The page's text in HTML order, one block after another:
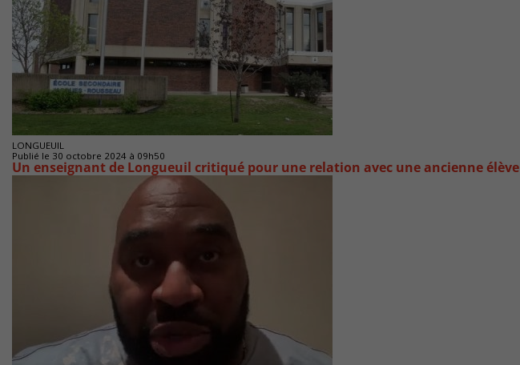
LONGUEUIL
Publié le 30 octobre 2024 à 09h50
Un enseignant de Longueuil critiqué pour une relation avec une ancienne élève